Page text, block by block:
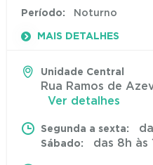
Período: Noturno
MAIS DETALHES
Unidade Central
Rua Ramos de
Ver detalhes
Segunda a sexta:
Sábado: das 8h às